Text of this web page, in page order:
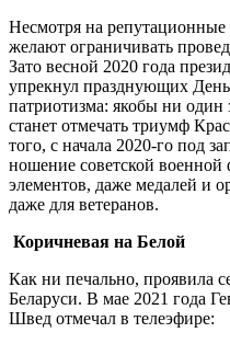
Несмотря на репутационные
желают ограничивать
Зато весной 2020 года
упрекнул празднующих
патриотизма: якобы ни
станет отмечать триумф
того, с начала 2020-го под
ношение советской
элементов, даже медалей и
даже для ветеранов.
Коричневая на Белой
Как ни печально, проявила
Беларуси. В мае 2021 года
Швед отмечал в телеэфире: